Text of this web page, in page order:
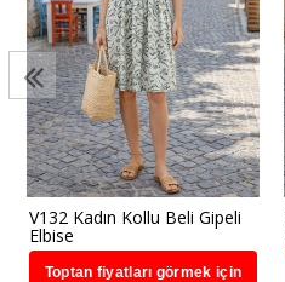
V132 Kadın Kollu Beli Gipeli
Elbise
Toptan fiyatları görmek için